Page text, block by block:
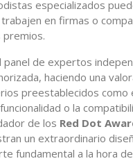
especializados
en firmas o
de expertos
haciendo una
preestablecidos
o la
de los Red Dot
un extraordinario
fundamental a la hora